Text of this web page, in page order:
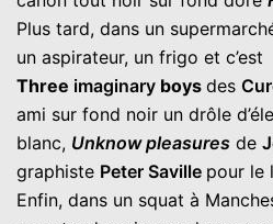
Plus tard, dans un
un aspirateur, un frigo et c’est
Three imaginary boys des
ami sur fond noir un drôle
blanc, Unknow pleasures de
graphiste Peter Saville pour le
Enfin, dans un squat à